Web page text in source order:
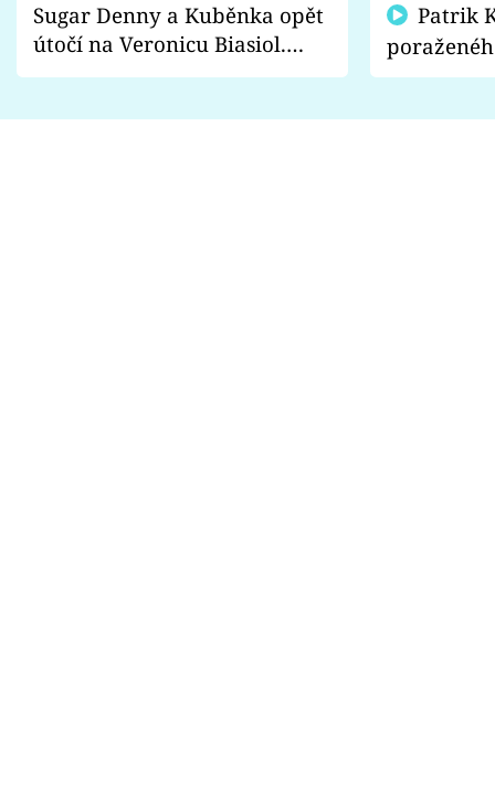
Sugar Denny a Kuběnka opět
útočí na Veronicu Biasiol.
Proč je podle nich falešná a
fanoušci